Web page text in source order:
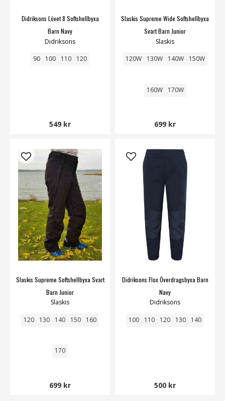
Didriksons Lövet 8 Softshellbyxa
Barn Navy
Didriksons
90 100 110 120
549 kr
Slaskis Supreme Wide Softshellbyxa
Svart Barn Junior
Slaskis
120W 130W 140W 150W
160W 170W
699 kr
Slaskis Supreme Softshellbyxa Svart
Barn Junior
Slaskis
120 130 140 150 160
170
699 kr
Didriksons Flox Överdragsbyxa Barn
Navy
Didriksons
100 110 120 130 140
500 kr